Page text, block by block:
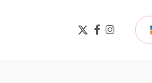
x-
twitter
facebook
instagram